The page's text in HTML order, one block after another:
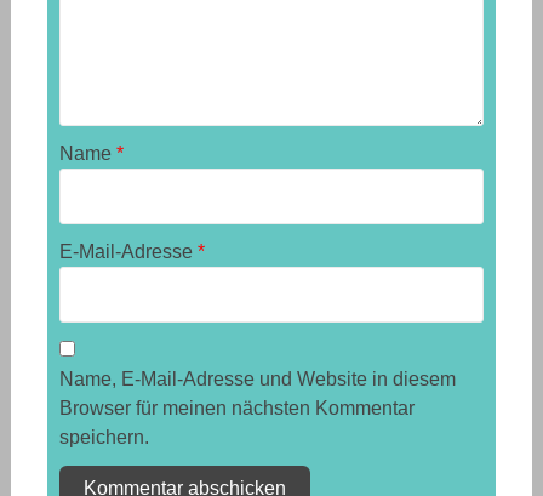
Name *
E-Mail-Adresse *
Name, E-Mail-Adresse und Website in diesem
Browser für meinen nächsten Kommentar
speichern.